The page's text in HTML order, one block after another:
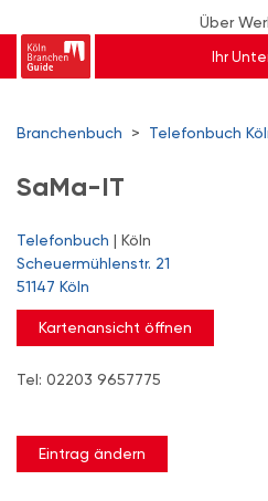
Über
Ihr
Branchenbuch > Telefonbuch
SaMa-IT
Telefonbuch | Köln
Scheuermühlenstr. 21
51147 Köln
Kartenansicht öffnen
Tel: 02203 9657775
Eintrag ändern